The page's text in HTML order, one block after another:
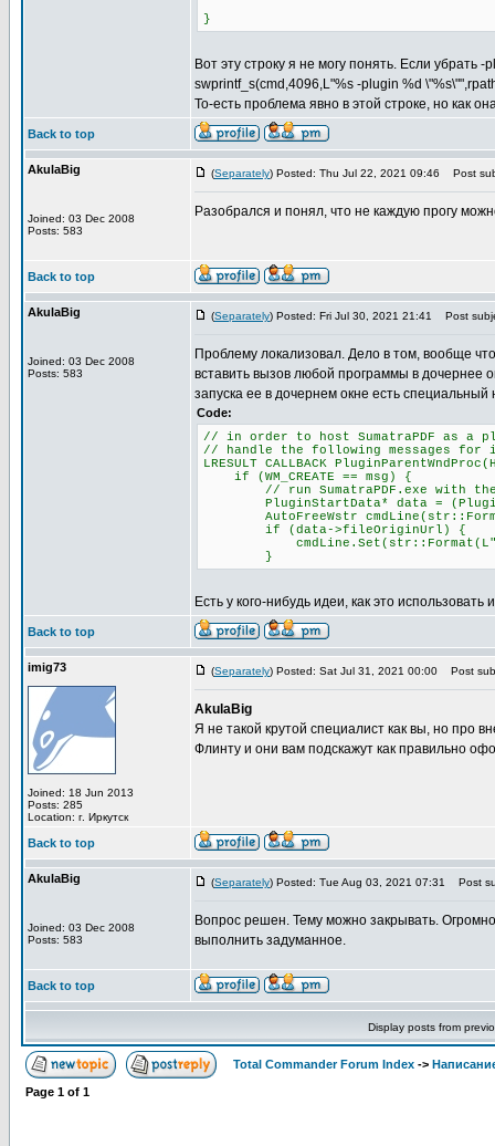
}
Вот эту строку я не могу понять. Если убрать
swprintf_s(cmd,4096,L"%s -plugin %d
То-есть проблема явно в этой строке, но как
Back to top
AkulaBig
Joined: 03 Dec 2008
Posts: 583
(Separately) Posted: Thu Jul 22, 2021 09:46 Post
Разобрался и понял, что не каждую прогу
Back to top
AkulaBig
Joined: 03 Dec 2008
Posts: 583
(Separately) Posted: Fri Jul 30, 2021 21:41 Post
Проблему локализовал. Дело в том, вообще
вставить вызов любой программы в дочернее
запуска ее в дочернем окне есть
Code:
// in order to host SumatraPDF as a
// handle the following messages
LRESULT CALLBACK
if (WM_CREATE == msg) {
// run SumatraPDF.exe with the -
PluginStartData* data =
AutoFreeWstr
if (data->fileOriginUrl) {
cmdLine.Set(str::Format(L"-
}
Есть у кого-нибудь идеи, как это
Back to top
imig73
Joined: 18 Jun 2013
Posts: 285
Location: г. Иркутск
(Separately) Posted: Sat Jul 31, 2021 00:00 Post
AkulaBig
Я не такой крутой специалист как вы, но про
Флинту и они вам подскажут как правильно
Back to top
AkulaBig
Joined: 03 Dec 2008
Posts: 583
(Separately) Posted: Tue Aug 03, 2021 07:31 Post
Вопрос решен. Тему можно закрывать.
выполнить задуманное.
Back to top
Display posts from
Total Commander Forum Index ->
Page 1 of 1